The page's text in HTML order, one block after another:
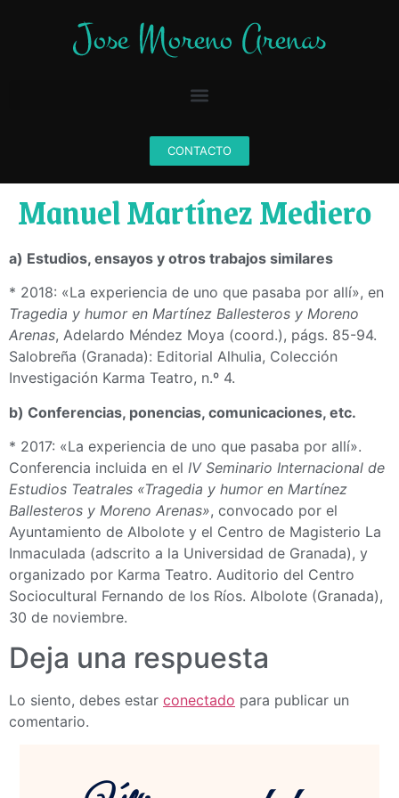
CONTACTO
Manuel Martínez Mediero
a) Estudios, ensayos y otros trabajos similares
* 2018: «La experiencia de uno que pasaba por allí», en
Tragedia y humor en Martínez Ballesteros y Moreno
Arenas, Adelardo Méndez Moya (coord.), págs. 85-94.
Salobreña (Granada): Editorial Alhulia, Colección
Investigación Karma Teatro, n.º 4.
b) Conferencias, ponencias, comunicaciones, etc.
* 2017: «La experiencia de uno que pasaba por allí».
Conferencia incluida en el IV Seminario Internacional de
Estudios Teatrales «Tragedia y humor en Martínez
Ballesteros y Moreno Arenas», convocado por el
Ayuntamiento de Albolote y el Centro de Magisterio La
Inmaculada (adscrito a la Universidad de Granada), y
organizado por Karma Teatro. Auditorio del Centro
Sociocultural Fernando de los Ríos. Albolote (Granada),
30 de noviembre.
Deja una respuesta
Lo siento, debes estar conectado para publicar un
comentario.